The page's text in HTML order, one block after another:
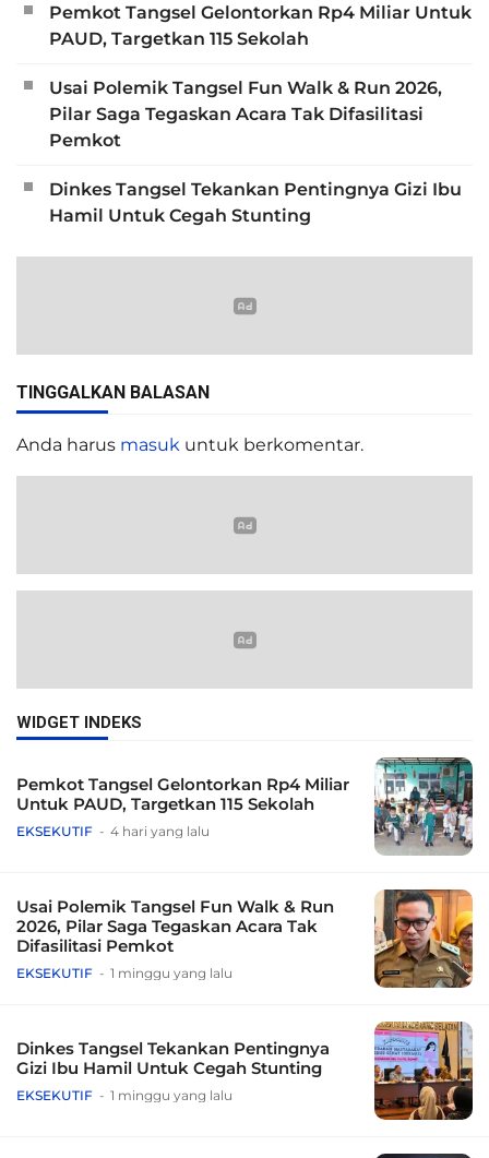
Pemkot Tangsel Gelontorkan Rp4 Miliar Untuk
PAUD, Targetkan 115 Sekolah
Usai Polemik Tangsel Fun Walk & Run 2026,
Pilar Saga Tegaskan Acara Tak Difasilitasi
Pemkot
Dinkes Tangsel Tekankan Pentingnya Gizi Ibu
Hamil Untuk Cegah Stunting
TINGGALKAN BALASAN
Anda harus masuk untuk berkomentar.
WIDGET INDEKS
Pemkot Tangsel Gelontorkan Rp4 Miliar
Untuk PAUD, Targetkan 115 Sekolah
EKSEKUTIF 4 hari yang lalu
Usai Polemik Tangsel Fun Walk & Run
2026, Pilar Saga Tegaskan Acara Tak
Difasilitasi Pemkot
EKSEKUTIF 1 minggu yang lalu
Dinkes Tangsel Tekankan Pentingnya
Gizi Ibu Hamil Untuk Cegah Stunting
EKSEKUTIF 1 minggu yang lalu